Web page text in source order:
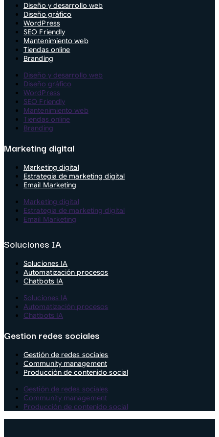
Diseño y desarrollo web
Diseño gráfico
WordPress
SEO Friendly
Mantenimiento web
Tiendas online
Branding
Diseño y desarrollo web
Diseño gráfico
WordPress
SEO Friendly
Mantenimiento web
Tiendas online
Branding
Marketing digital
Marketing digital
Estrategia de marketing digital
Email Marketing
Marketing digital
Estrategia de marketing digital
Email Marketing
Soluciones IA
Soluciones IA
Automatización procesos
Chatbots IA
Soluciones IA
Automatización procesos
Chatbots IA
Gestion redes sociales
Gestión de redes sociales
Community management
Producción de contenido social
Gestión de redes sociales
Community management
Producción de contenido social